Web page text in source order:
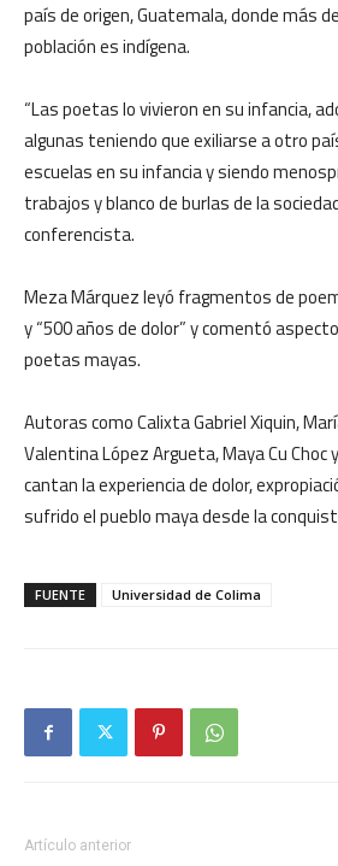
país de origen, Guatemala, donde más
población es indígena.
“Las poetas lo vivieron en su infancia,
algunas teniendo que exiliarse a otro
escuelas en su infancia y siendo
trabajos y blanco de burlas de la
conferencista.
Meza Márquez leyó fragmentos de
y “500 años de dolor” y comentó
poetas mayas.
Autoras como Calixta Gabriel Xiquin,
Valentina López Argueta, Maya Cu Choc
cantan la experiencia de dolor,
sufrido el pueblo maya desde la
FUENTE Universidad de Colima
Artículo anterior